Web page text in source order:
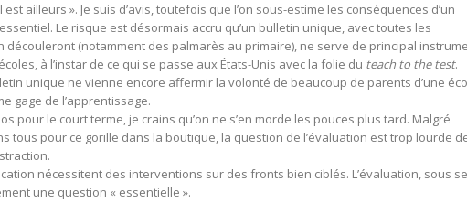
ailleurs ». Je suis d’avis, toutefois que l’on sous-estime les conséquences d’un
Le risque est désormais accru qu’un bulletin unique, avec toutes les
découleront (notamment des palmarès au primaire), ne serve de principal
à l’instar de ce qui se passe aux États-Unis avec la folie du teach to the test.
unique ne vienne encore affermir la volonté de beaucoup de parents d’une
gage de l’apprentissage.
pour le court terme, je crains qu’on ne s’en morde les pouces plus tard. Malgré
tous pour ce gorille dans la boutique, la question de l’évaluation est trop lourde
nécessitent des interventions sur des fronts bien ciblés. L’évaluation, sous
une question « essentielle ».